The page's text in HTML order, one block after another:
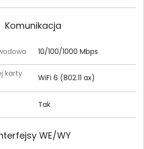
Komunikacja
10/100/1000 Mbps
karty
WiFi 6 (802.11 ax)
Tak
WE/WY